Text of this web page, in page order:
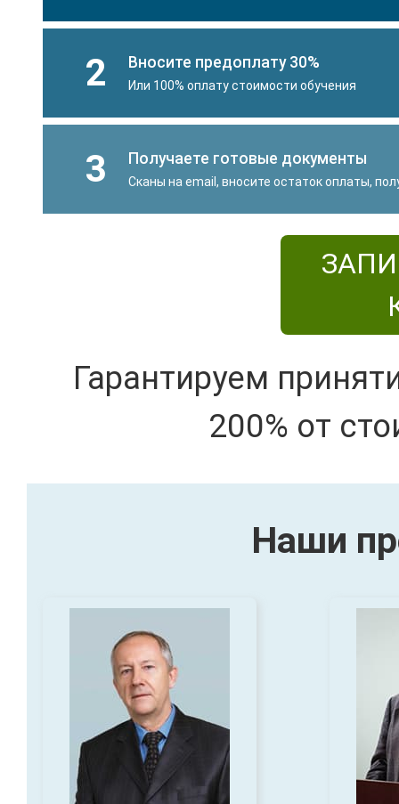
2 Вносите предоплату 30%
Или 100% оплату стоимости обучения
3 Получаете готовые документы
Сканы на email, вносите остаток оплаты,
Гарантируем
200% от
Наши